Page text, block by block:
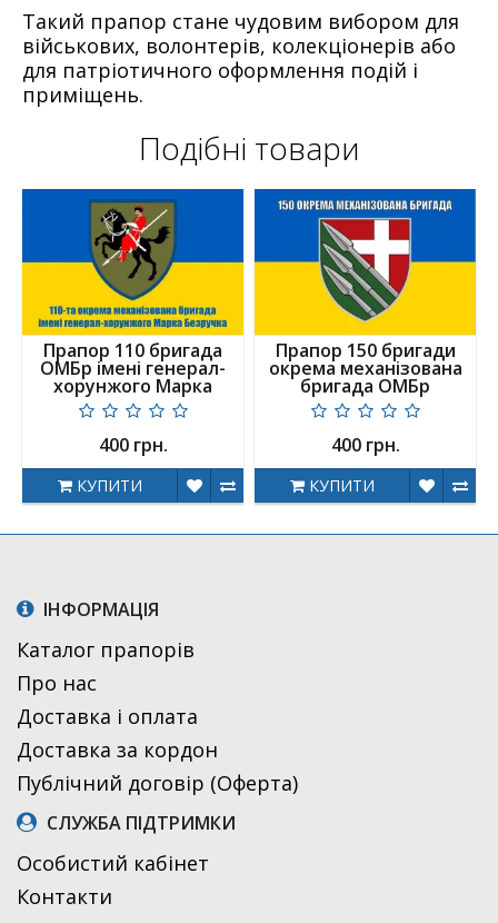
Такий прапор стане чудовим вибором для
військових, волонтерів, колекціонерів або
для патріотичного оформлення подій і
приміщень.
Подібні товари
Прапор 110 бригада
ОМБр імені генерал-
хорунжого Марка
Безручка
400 грн.
КУПИТИ
Прапор 150 бригади
окрема механізована
бригада ОМБр
400 грн.
КУПИТИ
ІНФОРМАЦІЯ
Каталог прапорів
Про нас
Доставка і оплата
Доставка за кордон
Публічний договір (Оферта)
СЛУЖБА ПІДТРИМКИ
Особистий кабінет
Контакти